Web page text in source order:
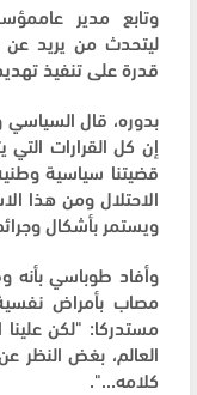
ليتحدث من يريد عن
قدرة على تنفيذ
بدوره، قال
إن كل القرارات
قضيتنا سياسية
ويستمر بأشكال
وأفاد طوباسي بأنه
مصاب بأمراض
مستدركا: "لكن علينا
العالم، بغض النظر
كلامه...".